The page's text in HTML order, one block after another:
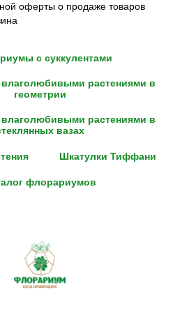
оферты о продаже товаров
с суккулентами
растениями в
геометрии
растениями в
вазах
Шкатулки Тиффани
флорариумов